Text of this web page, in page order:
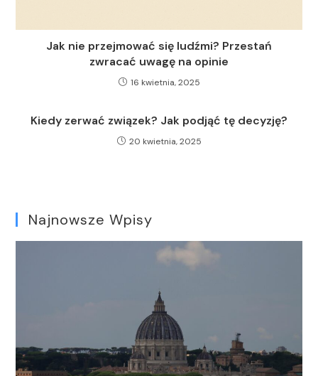
Jak nie przejmować się ludźmi? Przestań
zwracać uwagę na opinie
16 kwietnia, 2025
Kiedy zerwać związek? Jak podjąć tę decyzję?
20 kwietnia, 2025
Najnowsze Wpisy